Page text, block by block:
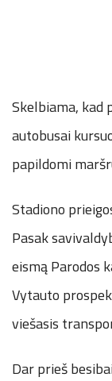
Skelbiama, kad
autobusai
papildomi
Stadiono
Pasak
eismą Parodos
Vytauto
viešasis
Dar prieš